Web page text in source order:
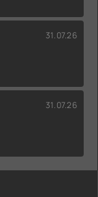
31.07.26
31.07.26